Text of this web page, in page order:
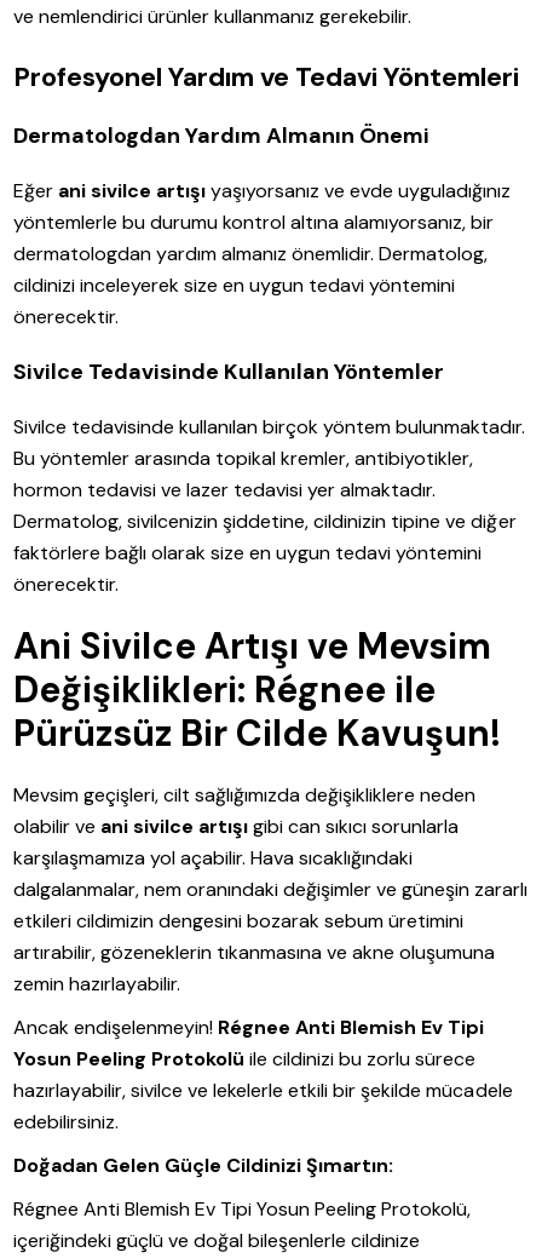
ve nemlendirici ürünler kullanmanız gerekebilir.
Profesyonel Yardım ve Tedavi Yöntemleri
Dermatologdan Yardım Almanın Önemi
Eğer ani sivilce artışıyaşıyorsanız ve evde uyguladığınız
yöntemlerle bu durumu kontrol altına alamıyorsanız, bir
dermatologdan yardım almanız önemlidir. Dermatolog,
cildinizi inceleyerek size en uygun tedavi yöntemini
önerecektir.
Sivilce Tedavisinde Kullanılan Yöntemler
Sivilce tedavisinde kullanılan birçok yöntem bulunmaktadır.
Bu yöntemler arasında topikal kremler, antibiyotikler,
hormon tedavisi ve lazer tedavisi yer almaktadır.
Dermatolog, sivilcenizin şiddetine, cildinizin tipine ve diğer
faktörlere bağlı olarak size en uygun tedavi yöntemini
önerecektir.
Ani Sivilce Artışı ve Mevsim
Değişiklikleri: Régnee ile
Pürüzsüz Bir Cilde Kavuşun!
Mevsim geçişleri, cilt sağlığımızda değişikliklere neden
olabilir ve ani sivilce artışıgibi can sıkıcı sorunlarla
karşılaşmamıza yol açabilir. Hava sıcaklığındaki
dalgalanmalar, nem oranındaki değişimler ve güneşin zararlı
etkileri cildimizin dengesini bozarak sebum üretimini
artırabilir, gözeneklerin tıkanmasına ve akne oluşumuna
zemin hazırlayabilir.
Ancak endişelenmeyin! Régnee Anti Blemish Ev Tipi
Yosun Peeling Protokolü ile cildinizi bu zorlu sürece
hazırlayabilir, sivilce ve lekelerle etkili bir şekilde mücadele
edebilirsiniz.
Doğadan Gelen Güçle Cildinizi Şımartın:
Régnee Anti Blemish Ev Tipi Yosun Peeling Protokolü,
içeriğindeki güçlü ve doğal bileşenlerle cildinize